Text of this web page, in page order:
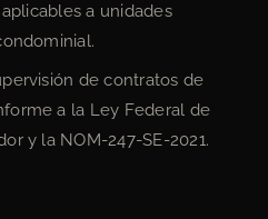
a unidades
de contratos de
a la Ley Federal de
y la NOM-247-SE-2021.